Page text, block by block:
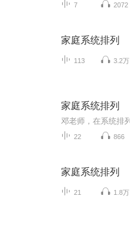
7 2072
家庭系统排列
113 3.2万
家庭系统排列
22 866
家庭系统排列
21 1.8万